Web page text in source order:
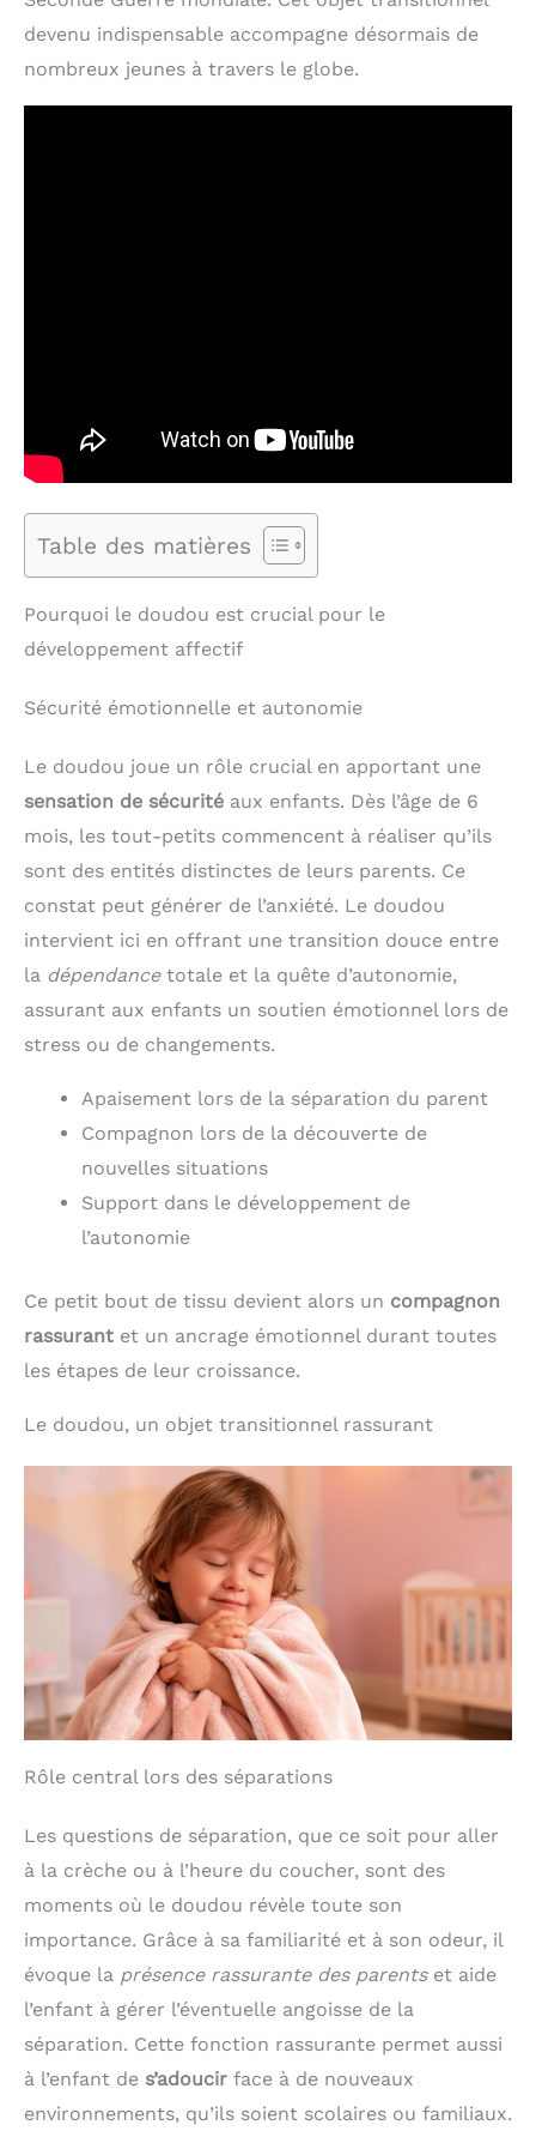
devenu indispensable accompagne désormais de
nombreux jeunes à travers le globe.
Table des matières
Pourquoi le doudou est crucial pour le
développement affectif
Sécurité émotionnelle et autonomie
Le doudou joue un rôle crucial en apportant une
sensation de sécurité aux enfants. Dès l’âge de 6
mois, les tout-petits commencent à réaliser qu’ils
sont des entités distinctes de leurs parents. Ce
constat peut générer de l’anxiété. Le doudou
intervient ici en offrant une transition douce entre
la dépendancetotale et la quête d’autonomie,
assurant aux enfants un soutien émotionnel lors de
stress ou de changements.
Apaisement lors de la séparation du parent
Compagnon lors de la découverte de
nouvelles situations
Support dans le développement de
l’autonomie
Ce petit bout de tissu devient alors un compagnon
rassurant et un ancrage émotionnel durant toutes
les étapes de leur croissance.
Le doudou, un objet transitionnel rassurant
Rôle central lors des séparations
Les questions de séparation, que ce soit pour aller
à la crèche ou à l’heure du coucher, sont des
moments où le doudou révèle toute son
importance. Grâce à sa familiarité et à son odeur, il
évoque la présence rassurante des parentset aide
l’enfant à gérer l’éventuelle angoisse de la
séparation. Cette fonction rassurante permet aussi
à l’enfant de s’adoucir face à de nouveaux
environnements, qu’ils soient scolaires ou familiaux.